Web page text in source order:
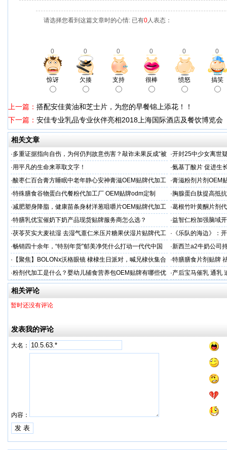
请选择您看到这篇文章时的心情: 已有0人表态：
0 0 0 0 0 0
惊讶 欠揍 支持 很棒 愤怒 搞笑
上一篇： 搭配安佳黄油和芝士片，为您的早餐锦上添花！！
下一篇： 安佳专业乳品专业伙伴亮相2018上海国际酒店及餐饮博览会
相关文章
·多重证据指向自伤，为何仍判故意伤害？敲诈未果反成“被
害人”
·开封25中少女离世
查引家属强烈质疑
·用平凡的生命来萃取文字！ ·氨基丁酸片 促进生
家
·酸枣仁百合膏方睡眠中老年静心安神膏滋OEM贴牌代加工
厂
·膏滋粉剂片剂OEM
·特殊膳食谷物蛋白代餐粉代加工厂 OEM贴牌odm定制 · 胸腺蛋白肽提高抵
服务商
·减肥塑身降脂，健康苗条身材洋葱咀嚼片OEM贴牌代加工
服务商
·葛根竹叶黄酮片剂
专业
·特膳乳优宝催奶下奶产品现货贴牌服务商怎么选？ ·益智仁粉加强脑域
·茯苓芡实大麦祛湿 去湿气薏仁米压片糖果伏湿片贴牌代工 · 《乐队的海边》：
穿越丛林
·畅销四十余年，“特别年货”郁美净凭什么打动一代代中国
妈妈？
·新西兰a2牛奶公司
· 【聚焦】BOLONx沃格眼镜 棣棣生日派对，喊兄棣伙集合
啦！
·特膳膳食片剂贴牌
考察
·粉剂代加工是什么？婴幼儿辅食营养包OEM贴牌有哪些优
势？
·产后宝马催乳 通乳
相关评论
暂时还没有评论
发表我的评论
大名：
内容：